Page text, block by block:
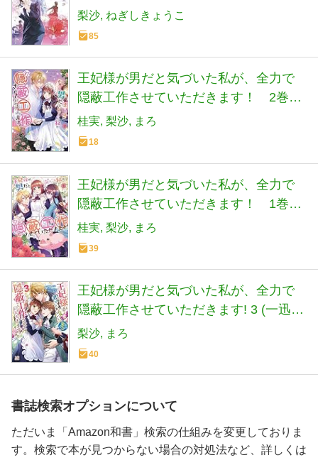
梨沙 ねぎしきょうこ
85
王妃様が男だと気づいた私が、全力で
隠蔽工作させていただきます！ 2巻
(ZERO-SUMコミックス)
桂実 梨沙 まろ
18
王妃様が男だと気づいた私が、全力で
隠蔽工作させていただきます！ 1巻
(ZERO-SUMコミックス)
桂実 梨沙 まろ
39
王妃様が男だと気づいた私が、全力で
隠蔽工作させていただきます! 3 (一迅社
文庫アイリス)
梨沙 まろ
40
書誌検索オプションについて
ただいま「Amazon和書」検索の仕組みを変更しておりま
す。検索で本が見つからない場合の対処法など、詳しくは